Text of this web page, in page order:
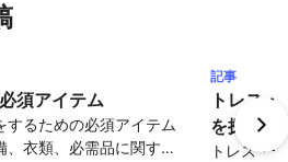
須アイテム
るための必須アイテム
衣類、必需品に関する
記事
トレス
を探検す
トレス・